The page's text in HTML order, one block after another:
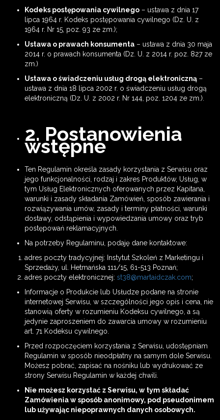
Kodeks postępowania cywilnego – ustawa z dnia 17
lipca 1964 r. Kodeks postępowania cywilnego (Dz. U. z
1964 r. Nr 15, poz. 93 ze zm.);
Ustawa o prawach konsumenta – ustawa z dnia 30 maja
2014 r. o prawach konsumenta (Dz. U. z 2014 r. poz. 827 ze
zm.)
Ustawa o świadczeniu usług drogą elektroniczną –
ustawa z dnia 18 lipca 2002 r. o świadczeniu usług drogą
elektroniczną (Dz. U. z 2002 r. Nr 144, poz. 1204 ze zm.).
2. Postanowienia
wstępne
Ten Regulamin określa zasady korzystania z Serwisu oraz
jego funkcjonalności, rodzaj i zakres Produktów, Usług, w
tym Usług Elektronicznych oferowanych przez Kapitana,
warunki i zasady składania Zamówień, sposób zawierania i
rozwiązywania umów, zasady i terminy płatności, warunki
dostawy, odstąpienia i wypowiedzania umowy oraz tryb
postępowań reklamacyjnych.
Na potrzeby Regulaminu, podaję dane kontaktowe:
adres poczty tradycyjnej: Instytut Szkoleń z Marketingu i
Sprzedaży, ul. Hetmańska 111/15, 61-513 Poznań;
adres poczty elektronicznej: st38@martaidczak.com;
Informacje o Produkcie lub Usłudze podane na stronie
internetowej Serwisu, w szczególności jego opis i cena, nie
stanowią oferty w rozumieniu Kodeksu cywilnego, a są
jedynie zaproszeniem do zawarcia umowy w rozumieniu
art. 71 Kodeksu cywilnego.
Przed rozpoczęciem korzystania z Serwisu, udostępniam
Regulamin w sposób nieodpłatny na samym dole Serwisu.
Możesz pobrać, zapisać na nośniku lub wydrukować ze
strony Serwisu Regulamin w każdej chwili.
Nie możesz korzystać z Serwisu, w tym składać
Zamówienia w sposób anonimowy, pod pseudonimem
lub używając niepoprawnych danych osobowych.